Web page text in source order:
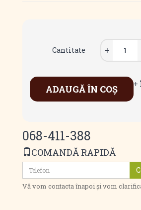
Cantitate
ADAUGĂ ÎN COŞ +
068-411-388
COMANDĂ RAPIDĂ
Vă vom contacta înapoi și vom